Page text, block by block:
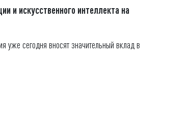
и искусственного интеллекта на
уже сегодня вносят значительный вклад в